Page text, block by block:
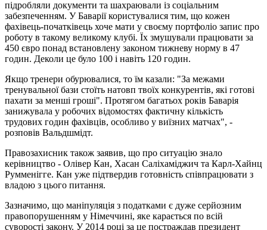
підробляли документи та шахраювали із соціальним
забезпеченням. У Баварії користувалися тим, що кожен
фахівець-початківець хоче мати у своєму портфоліо запис про
роботу в такому великому клубі. Їх змушували працювати за
450 євро понад встановлену законом тижневу норму в 47
годин. Деколи це було 100 і навіть 120 годин.
Якщо тренери обурювалися, то їм казали: "За межами
тренувальної бази стоїть натовп твоїх конкурентів, які готові
пахати за менші гроші". Протягом багатьох років Баварія
занижувала у робочих відомостях фактичну кількість
трудових годин фахівців, особливо у виїзних матчах", -
розповів Вальдшмідт.
Правозахисник також заявив, що про ситуацію знало
керівництво - Олівер Кан, Хасан Саліхаміджич та Карл-Хайнц
Румменігге. Кан уже підтвердив готовність співпрацювати з
владою з цього питання.
Зазначимо, що маніпуляція з податками є дуже серйозним
правопорушенням у Німеччині, яке карається по всій
суворості закону. У 2014 році за це постраждав президент